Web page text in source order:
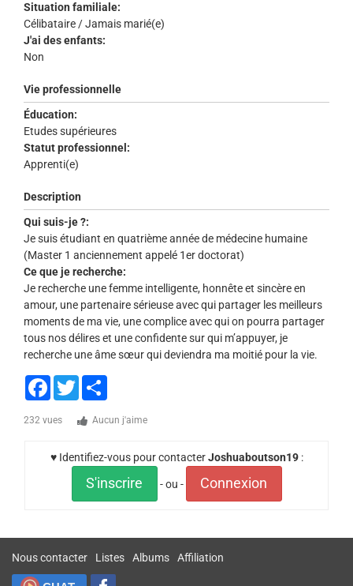
Situation familiale:
Célibataire / Jamais marié(e)
J'ai des enfants:
Non
Vie professionnelle
Éducation:
Etudes supérieures
Statut professionnel:
Apprenti(e)
Description
Qui suis-je ?:
Je suis étudiant en quatrième année de médecine humaine
(Master 1 anciennement appelé 1er doctorat)
Ce que je recherche:
Je recherche une femme intelligente, honnête et sincère en
amour, une partenaire sérieuse avec qui partager les meilleurs
moments de ma vie, une complice avec qui on pourra partager
tous nos délires et une confidente sur qui m’appuyer, je
recherche une âme sœur qui deviendra ma moitié pour la vie.
Facebook
Twitter
232 vues Aucun j'aime
♥ Identifiez-vous pour contacterJoshuaboutson19:
S'inscrire - ou - Connexion
Nous contacter Listes Albums Affiliation